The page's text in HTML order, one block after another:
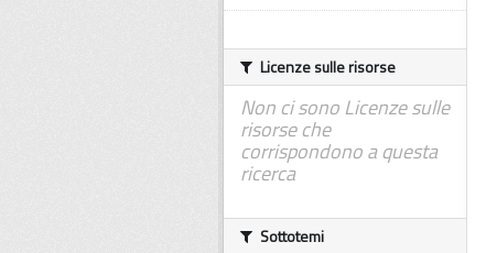
Licenze sulle risorse
Non ci sono Licenze sulle
risorse che
corrispondono a questa
ricerca
Sottotemi